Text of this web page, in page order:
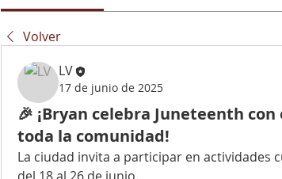
Volver
LV
17 de junio de 2025
🎉 ¡Bryan celebra Juneteenth
toda la comunidad!
La ciudad invita a participar en actividades